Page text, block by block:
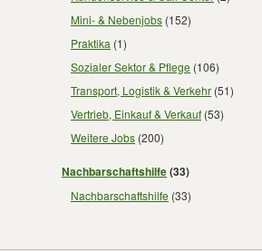
Mini- & Nebenjobs (152)
Praktika (1)
Sozialer Sektor & Pflege (106)
Transport, Logistik & Verkehr (51)
Vertrieb, Einkauf & Verkauf (53)
Weitere Jobs (200)
Nachbarschaftshilfe(33)
Nachbarschaftshilfe (33)